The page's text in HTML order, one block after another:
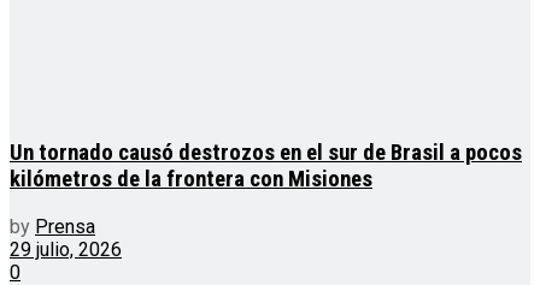
Un tornado causó destrozos en el sur de Brasil a pocos
kilómetros de la frontera con Misiones
by Prensa
29 julio, 2026
0